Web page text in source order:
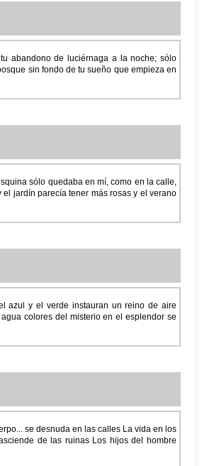
abandono de luciérnaga a la noche; sólo
sin fondo de tu sueño que empieza en
sólo quedaba en mí, como en la calle,
jardín parecía tener más rosas y el verano
azul y el verde instauran un reino de aire
colores del misterio en el esplendor se
se desnuda en las calles La vida en los
de las ruinas Los hijos del hombre